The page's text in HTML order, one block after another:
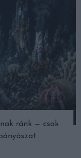
ránk — csak